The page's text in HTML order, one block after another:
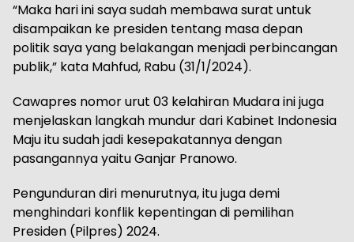
“Maka hari ini saya sudah membawa surat untuk
disampaikan ke presiden tentang masa depan
politik saya yang belakangan menjadi perbincangan
publik,” kata Mahfud, Rabu (31/1/2024).
Cawapres nomor urut 03 kelahiran Mudara ini juga
menjelaskan langkah mundur dari Kabinet Indonesia
Maju itu sudah jadi kesepakatannya dengan
pasangannya yaitu Ganjar Pranowo.
Pengunduran diri menurutnya, itu juga demi
menghindari konflik kepentingan di pemilihan
Presiden (Pilpres) 2024.